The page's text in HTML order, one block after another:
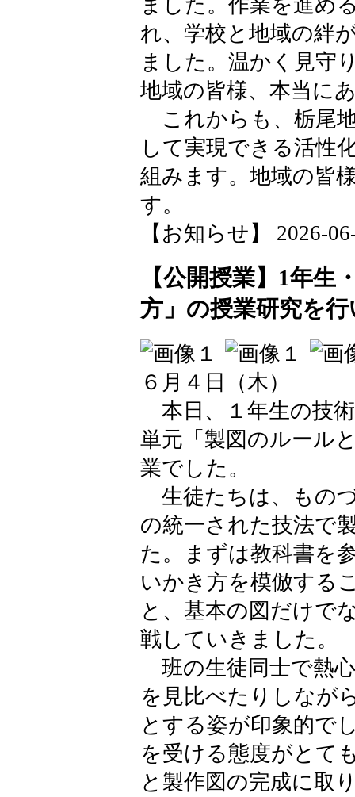
ました。作業を進め
れ、学校と地域の絆
ました。温かく見守
地域の皆様、本当に
これからも、栃尾
して実現できる活性
組みます。地域の皆
す。
【お知らせ】 2026-
【公開授業】1年生
方」の授業研究を
６月４日（木）
本日、１年生の技
単元「製図のルール
業でした。
生徒たちは、もの
の統一された技法で
た。まずは教科書を
いかき方を模倣する
と、基本の図だけで
戦していきました。
班の生徒同士で熱
を見比べたりしなが
とする姿が印象的で
を受ける態度がとて
と製作図の完成に取